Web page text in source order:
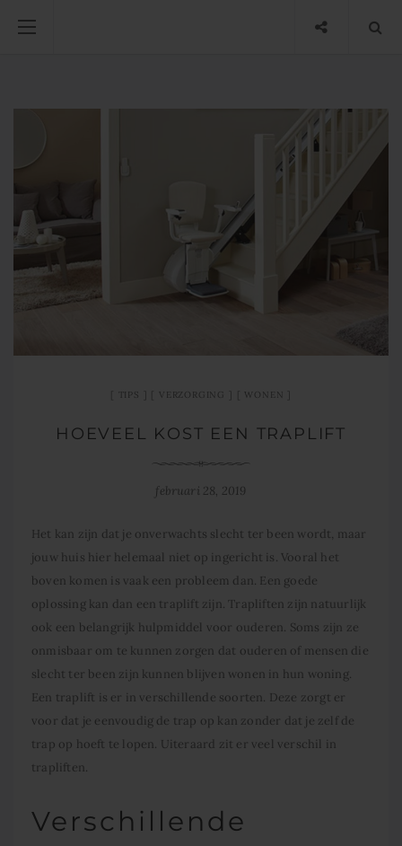
TIPS VERZORGING WONEN
HOEVEEL KOST EEN TRAPLIFT
februari 28, 2019
Het kan zijn dat je onverwachts slecht ter been wordt, maar
jouw huis hier helemaal niet op ingericht is. Vooral het
boven komen is vaak een probleem dan. Een goede
oplossing kan dan een traplift zijn. Trapliften zijn natuurlijk
ook een belangrijk hulpmiddel voor ouderen. Soms zijn ze
onmisbaar om te kunnen zorgen dat ouderen of mensen die
slecht ter been zijn kunnen blijven wonen in hun woning.
Een traplift is er in verschillende soorten. Deze zorgt er
voor dat je eenvoudig de trap op kan zonder dat je zelf de
trap op hoeft te lopen. Uiteraard zit er veel verschil in
trapliften.
Verschillende